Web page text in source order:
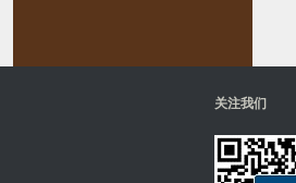
关注我们